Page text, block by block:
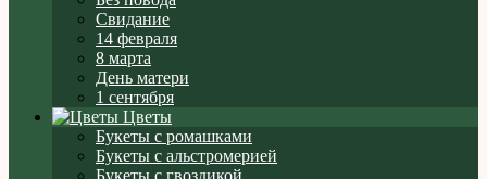
Свидание
14 февраля
8 марта
День матери
1 сентября
Цветы
Букеты с ромашками
Букеты с альстромерией
Букеты с гвоздикой